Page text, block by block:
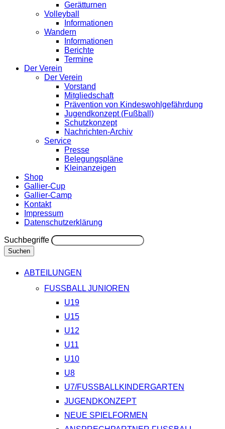
Gerätturnen
Volleyball
Informationen
Wandern
Informationen
Berichte
Termine
Der Verein
Der Verein
Vorstand
Mitgliedschaft
Prävention von Kindeswohlgefährdung
Jugendkonzept (Fußball)
Schutzkonzept
Nachrichten-Archiv
Service
Presse
Belegungspläne
Kleinanzeigen
Shop
Gallier-Cup
Gallier-Camp
Kontakt
Impressum
Datenschutzerklärung
Suchbegriffe
Suchen
ABTEILUNGEN
FUSSBALL JUNIOREN
U19
U15
U12
U11
U10
U8
U7/FUSSBALLKINDERGARTEN
JUGENDKONZEPT
NEUE SPIELFORMEN